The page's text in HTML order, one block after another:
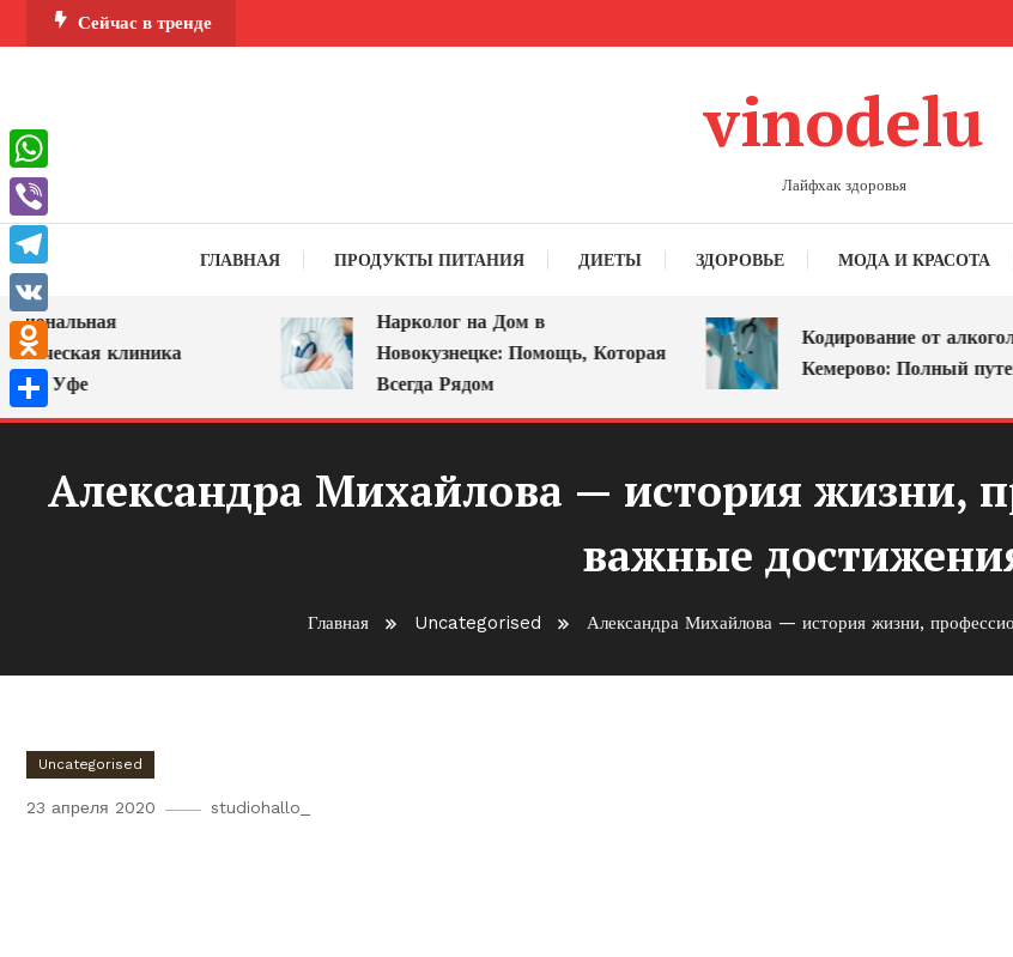
Перейти
к
Сейчас в тренде
vinodelu
Лайфхак здоровья
ГЛАВНАЯ ПРОДУКТЫ ПИТАНИЯ ДИЕТЫ ЗДОРОВЬЕ МОДА И КРАСОТА
клиника
Уфе
Нарколог на Дом в
Новокузнецке: Помощь, Которая
Всегда Рядом
Кодирование от
Кемерово: Полный
Александра Михайлова — история жизни,
важные
Главная Uncategorised Александра Михайлова — история жизни,
Uncategorised
23 апреля 2020 studiohallo_
WhatsApp
Viber
Telegram
VK
Odnoklassniki
Отправить